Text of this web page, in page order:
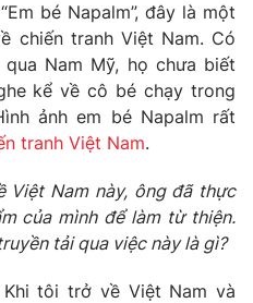
Podcast
Infographic
Shorts video
bé Napalm”, đây là một
chiến tranh Việt Nam. Có
Nam Mỹ, họ chưa biết
kể về cô bé chạy trong
ảnh em bé Napalm rất
tranh Việt Nam.
Nam này, ông đã thực
của mình để làm từ thiện.
tải qua việc này là gì?
Khi tôi trở về Việt Nam và